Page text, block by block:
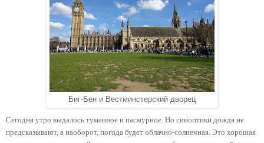
Биг-Бен и Вестминстерский дворец
Сегодня утро выдалось туманное и пасмурное. Но синоптики дождя не
предсказывают, а наоборот, погода будет облачно-солнечная. Это хорошая